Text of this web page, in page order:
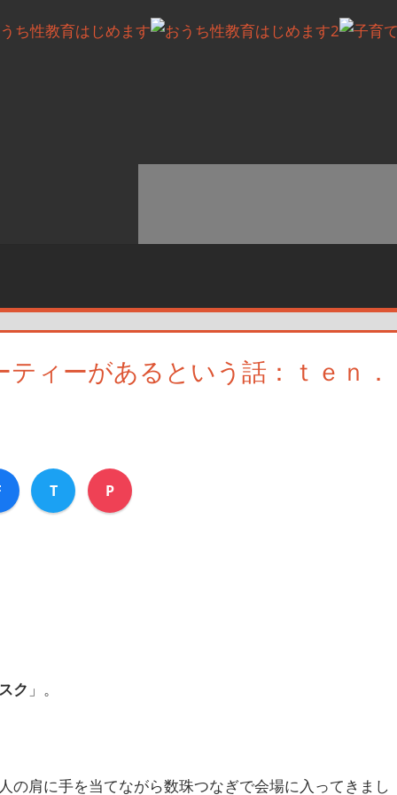
ィーがあるという話：ｔｅｎ．
T P
ク 」。
肩に手を当てながら数珠つなぎで会場に入ってきまし